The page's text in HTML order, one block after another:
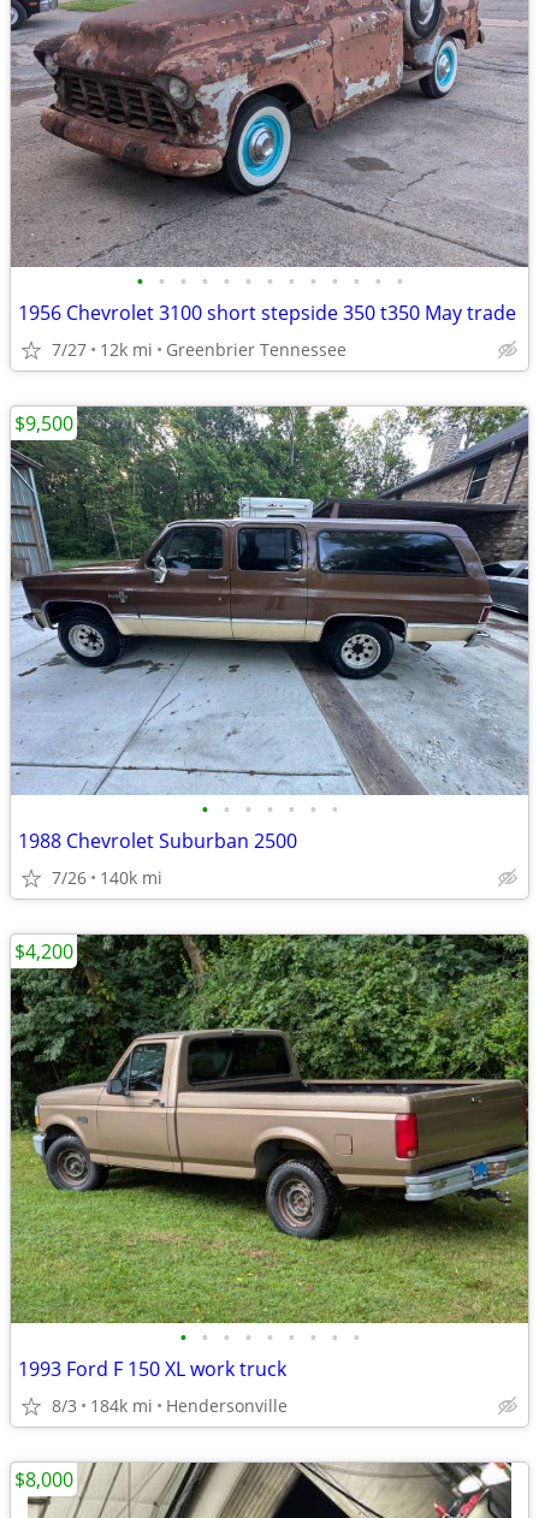
• • • • • • • • • • • • •
1956 Chevrolet 3100 short stepside 350 t350 May trade
7/27 12k mi Greenbrier Tennessee
• • • • • • •
1988 Chevrolet Suburban 2500
7/26 140k mi
$9,500
• • • • • • • • •
1993 Ford F 150 XL work truck
8/3 184k mi Hendersonville
$4,200
$8,000